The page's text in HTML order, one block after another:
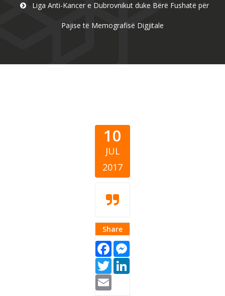
Liga Anti-Kancer e Dubrovnikut duke Bërë Fushatë për
Pajise të Memografisë Digjitale
10
JUL
2017
Share
Facebook
Twitter